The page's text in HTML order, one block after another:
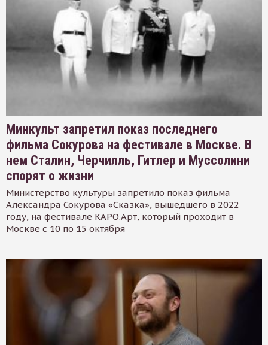
Минкульт запретил показ последнего
фильма Сокурова на фестивале в Москве. В
нем Сталин, Черчилль, Гитлер и Муссолини
спорят о жизни
Министерство культуры запретило показ фильма
Александра Сокурова «Сказка», вышедшего в 2022
году, на фестивале КАРО.Арт, который проходит в
Москве с 10 по 15 октября